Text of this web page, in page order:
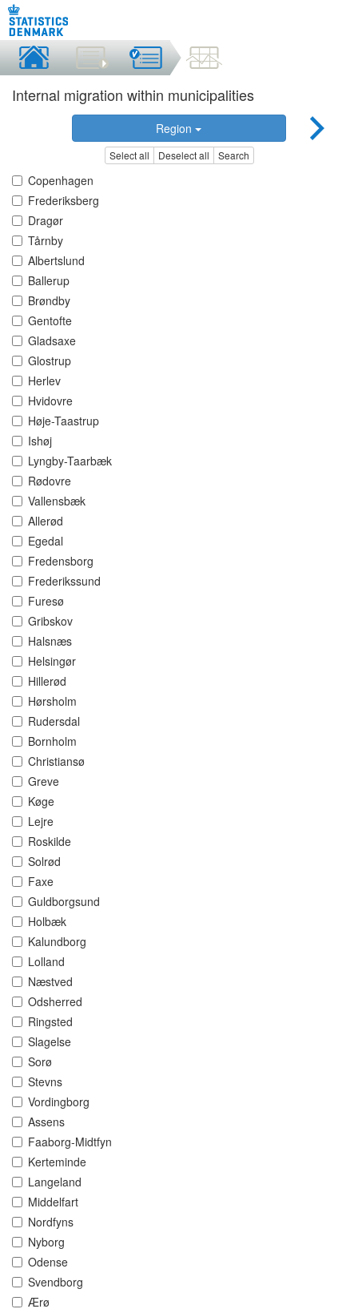
Internal migration within municipalities
Region
Select all Deselect all Search
Copenhagen
Frederiksberg
Dragør
Tårnby
Albertslund
Ballerup
Brøndby
Gentofte
Gladsaxe
Glostrup
Herlev
Hvidovre
Høje-Taastrup
Ishøj
Lyngby-Taarbæk
Rødovre
Vallensbæk
Allerød
Egedal
Fredensborg
Frederikssund
Furesø
Gribskov
Halsnæs
Helsingør
Hillerød
Hørsholm
Rudersdal
Bornholm
Christiansø
Greve
Køge
Lejre
Roskilde
Solrød
Faxe
Guldborgsund
Holbæk
Kalundborg
Lolland
Næstved
Odsherred
Ringsted
Slagelse
Sorø
Stevns
Vordingborg
Assens
Faaborg-Midtfyn
Kerteminde
Langeland
Middelfart
Nordfyns
Nyborg
Odense
Svendborg
Ærø